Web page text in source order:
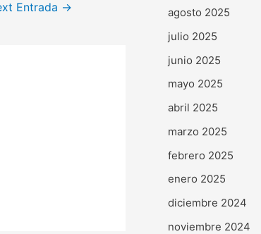
Entrada →
agosto 2025
julio 2025
junio 2025
mayo 2025
abril 2025
marzo 2025
febrero 2025
enero 2025
diciembre 2024
noviembre 2024